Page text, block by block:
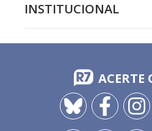
INSTITUCIONAL
ACERTE